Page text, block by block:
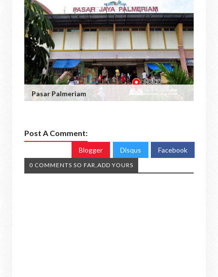
Pasar Palmeriam
Post A Comment:
Blogger Disqus Facebook
0 COMMENTS SO FAR,ADD YOURS